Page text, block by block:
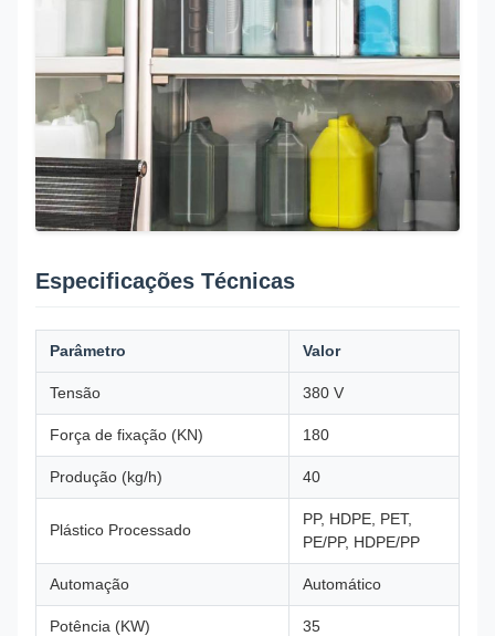
Especificações Técnicas
Parâmetro Valor
Tensão 380 V
Força de fixação (KN) 180
Produção (kg/h) 40
Plástico Processado
PP, HDPE, PET,
PE/PP, HDPE/PP
Automação Automático
Potência (KW) 35